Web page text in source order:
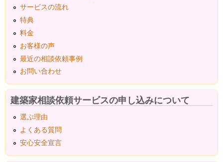
サービスの流れ
特典
料金
お客様の声
最近の相談依頼事例
お問い合わせ
建築家相談依頼サービスの申し込みについて
選ぶ理由
よくある質問
安心安全宣言